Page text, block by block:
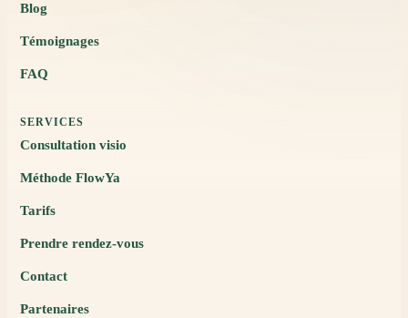
Blog
Témoignages
FAQ
SERVICES
Consultation visio
Méthode FlowYa
Tarifs
Prendre rendez-vous
Contact
Partenaires